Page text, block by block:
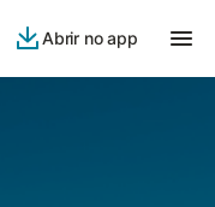
Abrir no app